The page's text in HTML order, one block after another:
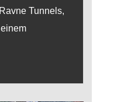
Tunnels,